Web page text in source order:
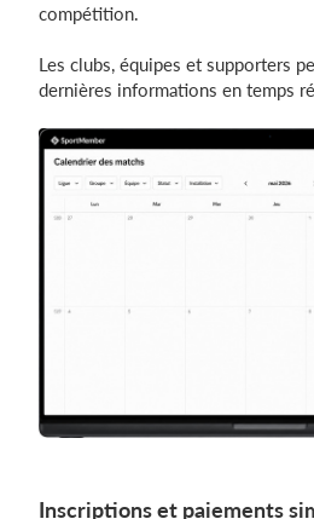
compétition.
Les clubs, équipes et supporters
dernières informations en temps
Inscriptions et paiements